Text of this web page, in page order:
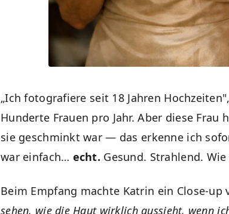
„Ich fotografiere seit 18 Jahren
Hunderte Frauen pro Jahr. Aber diese
sie geschminkt war — das erkenne ich
war einfach… echt. Gesund. Strahlend.
Beim Empfang machte Katrin ein Close-
sehen, wie die Haut wirklich aussieht, wenn